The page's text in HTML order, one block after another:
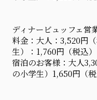
ディナービュッフェ営
料金：大人：3,520円
生）：1,760円（税込）
宿泊のお客様：大人
の小学生）1,650円（税